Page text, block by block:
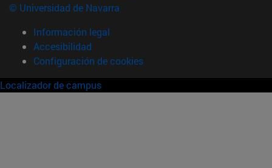
© Universidad de Navarra
Información legal
Accesibilidad
Configuración de cookies
Localizador de campus